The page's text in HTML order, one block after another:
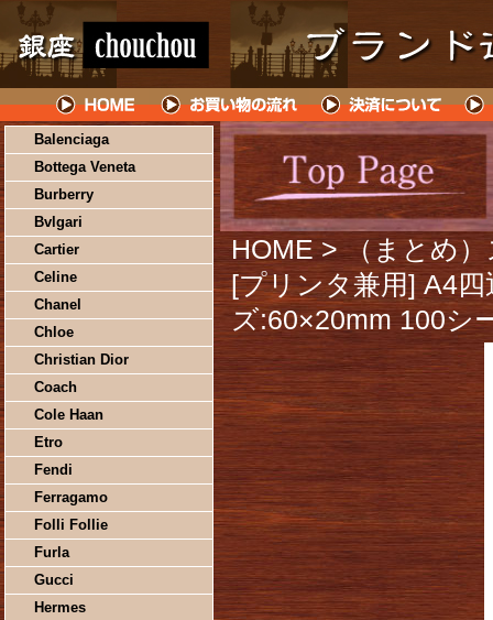
Balenciaga
Bottega Veneta
Burberry
Bvlgari
Cartier
Celine
Chanel
Chloe
Christian Dior
Coach
Cole Haan
Etro
Fendi
Ferragamo
Folli Follie
Furla
Gucci
Hermes
HOME > （まとめ
[プリンタ兼用] A4
ズ:60×20mm 100シ